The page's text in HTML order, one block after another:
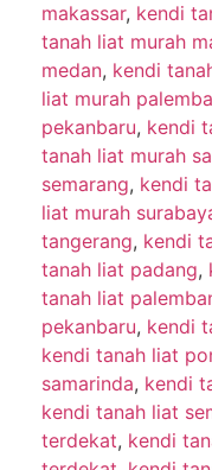
makassar, kendi
tanah liat murah
medan, kendi
liat murah
pekanbaru, kendi
tanah liat murah
semarang, kendi
liat murah
tangerang, kendi
tanah liat padang,
tanah liat
pekanbaru, kendi
kendi tanah liat
samarinda, kendi
kendi tanah liat
terdekat, kendi